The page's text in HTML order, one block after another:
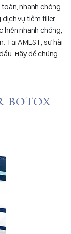
nhanh chóng
dịch vụ tiêm filler
hiện nhanh chóng,
Tại AMEST, sự hài
Hãy để chúng
botox